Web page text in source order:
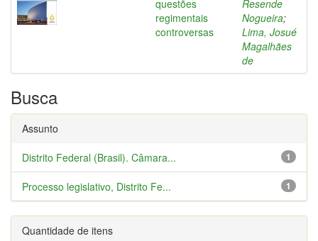
questões
regimentais
controversas
Resende
Nogueira;
Lima, Josué
Magalhães
de
Busca
Assunto
1
Distrito Federal (Brasil). Câmara...
1
Processo legislativo, Distrito Fe...
Quantidade de itens